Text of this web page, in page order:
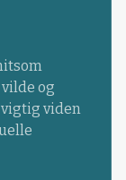
og
viden